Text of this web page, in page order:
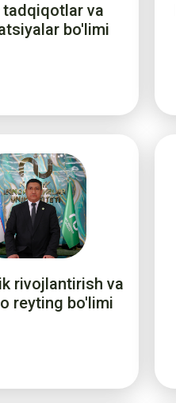
tadqiqotlar va
bo'limi
rivojlantirish va
reyting bo'limi